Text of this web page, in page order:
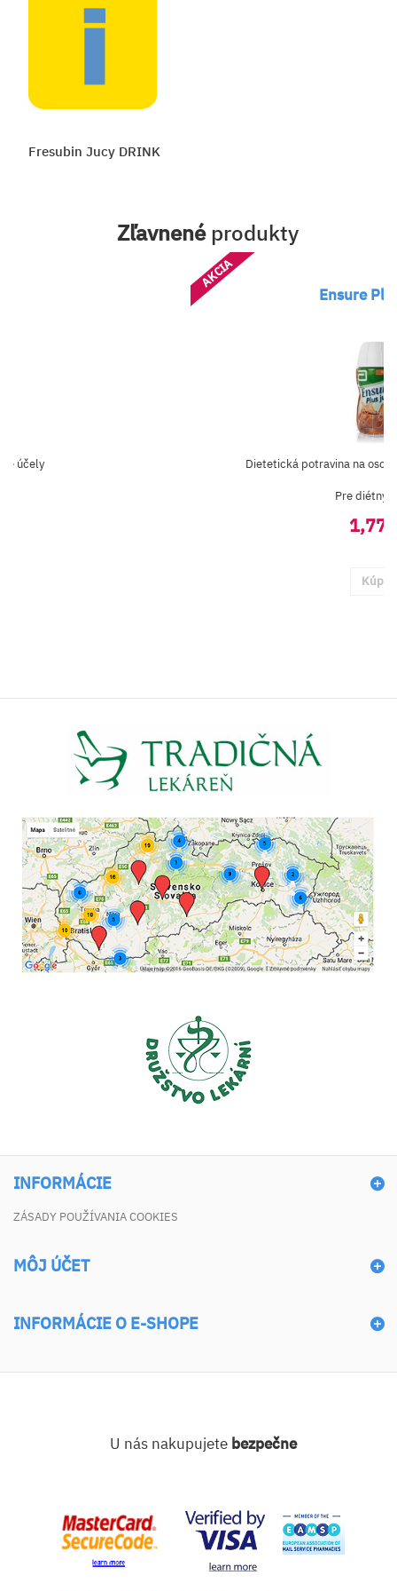
Fresubin Jucy DRINK
Zľavnenéprodukty
účely
Ensure
AKCIA
Dietetická potravina na
Pre diétny
1,77
Kúpiť
INFORMÁCIE
ZÁSADY POUŽÍVANIA COOKIES
MÔJ ÚČET
INFORMÁCIE O E-SHOPE
U nás nakupujete bezpečne